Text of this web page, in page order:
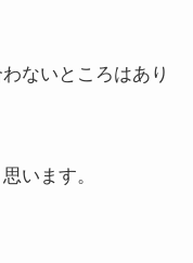
ないところはあり
います。